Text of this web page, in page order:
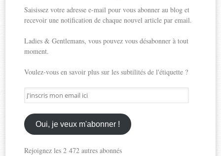
Saisissez votre adresse e-mail pour vous abonner au blog et
recevoir une notification de chaque nouvel article par email.
Ladies & Gentlemans, vous pouvez vous désabonner à tout
moment.
Voulez-vous en savoir plus sur les subtilités de l'étiquette ?
J'inscris
mon
email
ici
Oui, je veux m'abonner !
Rejoignez les 2 472 autres abonnés